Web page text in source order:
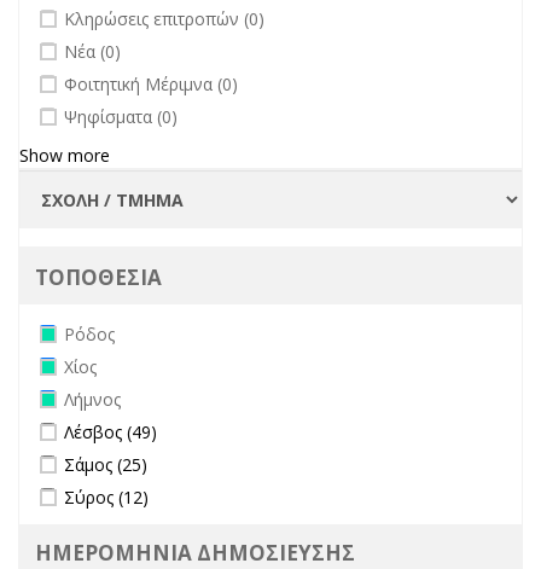
undefined
Κληρώσεις επιτροπών (0)
undefined
Νέα (0)
undefined
Φοιτητική Μέριμνα (0)
undefined
Ψηφίσματα (0)
Show more
ΤΟΠΟΘΕΣΙΑ
Remove Ρόδος filter
Ρόδος
Remove Χίος filter
Χίος
Remove Λήμνος filter
Λήμνος
Apply Λέσβος filter
Λέσβος (49)
Apply Σάμος filter
Σάμος (25)
Apply Σύρος filter
Σύρος (12)
ΗΜΕΡΟΜΗΝΙΑ ΔΗΜΟΣΙΕΥΣΗΣ